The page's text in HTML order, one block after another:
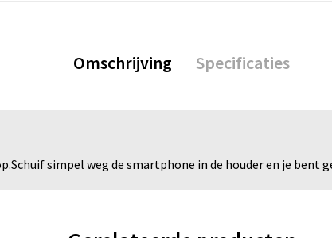
Omschrijving Specificaties
simpel weg de smartphone in de houder en je bent